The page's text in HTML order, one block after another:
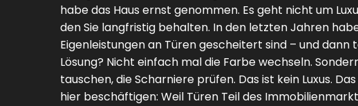
habe das Haus ernst genommen. Es geht nicht um
den Sie langfristig behalten. In den letzten Jahren
Eigenleistungen an Türen gescheitert sind – und
Lösung? Nicht einfach mal die Farbe wechseln.
tauschen, die Scharniere prüfen. Das ist kein Luxus.
hier beschäftigen: Weil Türen Teil des